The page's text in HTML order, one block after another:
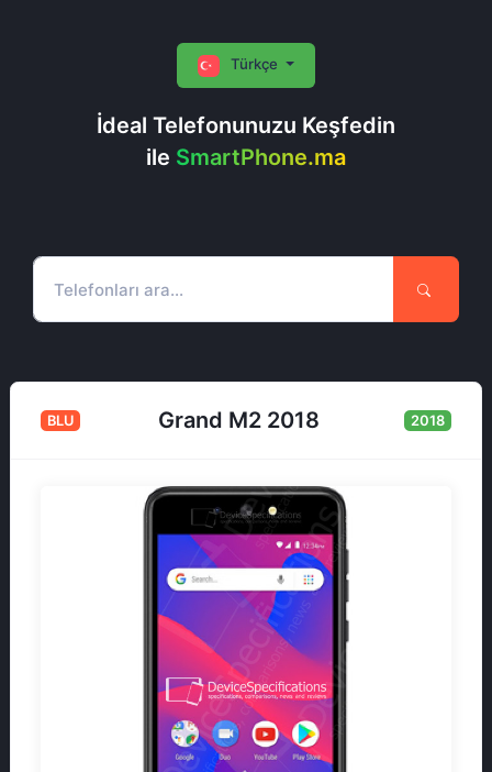
İdeal Telefonunuzu Keşfedin
ile SmartPhone.ma
Türkçe
BLU Grand M2 2018 2018